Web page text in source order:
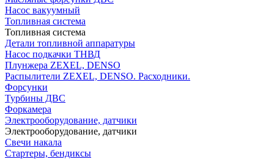
Насос вакуумный
Топливная система
Топливная система
Детали топливной аппаратуры
Насос подкачки ТНВД
Плунжера ZEXEL, DENSO
Распылители ZEXEL, DENSO. Расходники.
Форсунки
Турбины ДВС
Форкамера
Электрооборудование, датчики
Электрооборудование, датчики
Свечи накала
Стартеры, бендиксы